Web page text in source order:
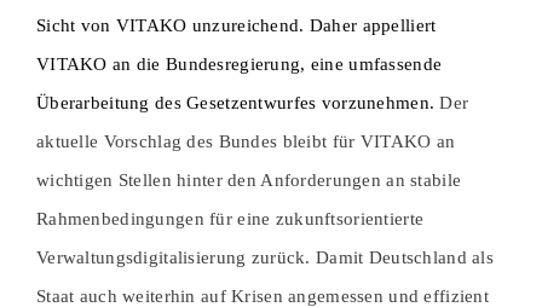
Sicht von VITAKO unzureichend. Daher appelliert
VITAKO an die Bundesregierung, eine umfassende
Überarbeitung des Gesetzentwurfes vorzunehmen.Der
aktuelle Vorschlag des Bundes bleibt für VITAKO an
wichtigen Stellen hinter den Anforderungen an stabile
Rahmenbedingungen für eine zukunftsorientierte
Verwaltungsdigitalisierung zurück. Damit Deutschland als
Staat auch weiterhin auf Krisen angemessen und effizient